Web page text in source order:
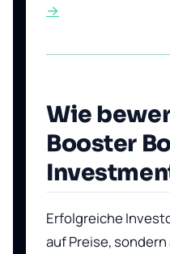
→
Wie
Booster
Erfolgreiche
auf Preise,